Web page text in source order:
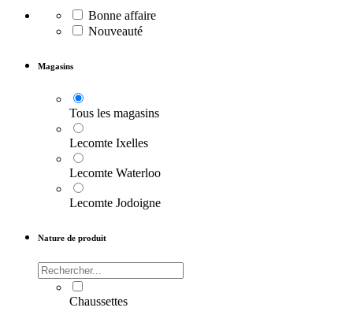
Bonne affaire
Nouveauté
Magasins
Tous les magasins
Lecomte Ixelles
Lecomte Waterloo
Lecomte Jodoigne
Nature de produit
Chaussettes